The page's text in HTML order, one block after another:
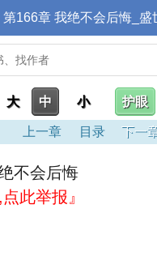
第166章 我绝不会后悔_盛
大 中 小 护眼
上一章 目录 下一
不会后悔
此举报』